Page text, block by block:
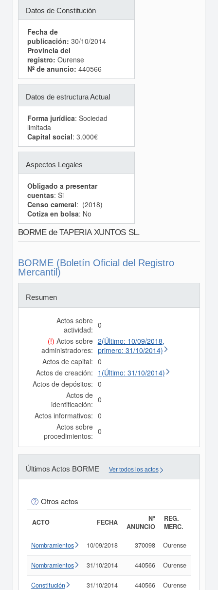
Datos de Constitución
Fecha de
publicación: 30/10/2014
Provincia del
registro: Ourense
Nº de anuncio: 440566
Datos de estructura Actual
Forma jurídica: Sociedad
limitada
Capital social: 3.000€
Aspectos Legales
Obligado a presentar
cuentas: Si
Censo cameral: (2018)
Cotiza en bolsa: No
BORME de TAPERIA XUNTOS SL.
BORME (Boletín Oficial del Registro
Mercantil)
Resumen
Actos sobre
actividad: 0
(!) Actos sobre
administradores:
2(Último: 10/09/2018,
primero: 31/10/2014)
Actos de capital: 0
Actos de creación: 1(Último: 31/10/2014)
Actos de depósitos: 0
Actos de
identificación: 0
Actos informativos: 0
Actos sobre
procedimientos: 0
Últimos Actos BORME Ver todos los actos
Otros actos
ACTO FECHA
Nº
ANUNCIO
REG.
MERC.
Nombramientos 10/09/2018 370098 Ourense
Nombramientos 31/10/2014 440566 Ourense
Constitución 31/10/2014 440566 Ourense